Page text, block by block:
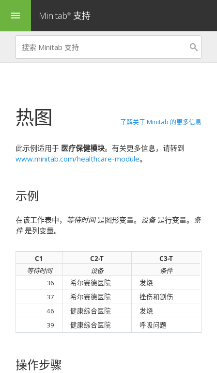
menu Minitab® 支持
热图 了解关于 Minitab 的更多信息
此示例适用于 医疗保健模块。有关更多信息，请转到
www.minitab.com/healthcare-module。
示例
在该工作表中， 等待时间是图形变量。 设备是行变量。 条
件是列变量。
C1 C2-T
C3-T
等待时间
设备
条件
36
希尔赛德医院
发烧
37
希尔赛德医院
挫伤和割伤
46
健康综合医院
发烧
39
健康综合医院 呼吸问题
操作步骤